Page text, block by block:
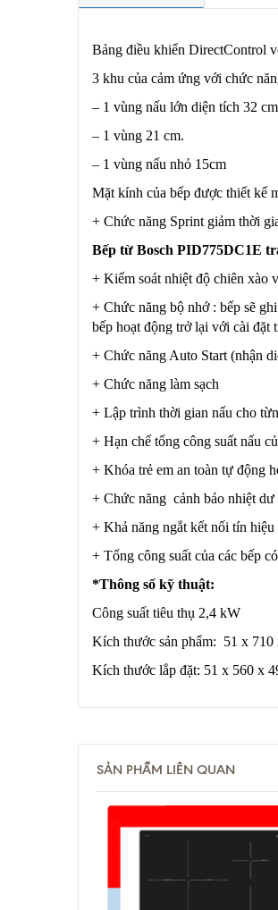
Bảng điều khiển DirectControl
3 khu của cảm ứng với chức
– 1 vùng nấu lớn diện tích 32
– 1 vùng 21 cm.
– 1 vùng nấu nhỏ 15cm
Mặt kính của bếp được thiết kế
+ Chức năng Sprint giảm thời
Bếp từ Bosch PID775DC1E
+ Kiểm soát nhiệt độ chiên xào
+ Chức năng bộ nhớ : bếp sẽ
bếp hoạt động trở lại với cài đặt
+ Chức năng Auto Start (nhận
+ Chức năng làm sạch
+ Lập trình thời gian nấu cho
+ Hạn chế tổng công suất nấu
+ Khóa trẻ em an toàn tự động
+ Chức năng cảnh báo nhiệt
+ Khả năng ngắt kết nối tín hiệu
+ Tổng công suất của các bếp
*Thông số kỹ thuật:
Công suất tiêu thụ 2,4 kW
Kích thước sản phẩm: 51 x 710
Kích thước lắp đặt: 51 x 560 x
SẢN PHẨM LIÊN QUAN